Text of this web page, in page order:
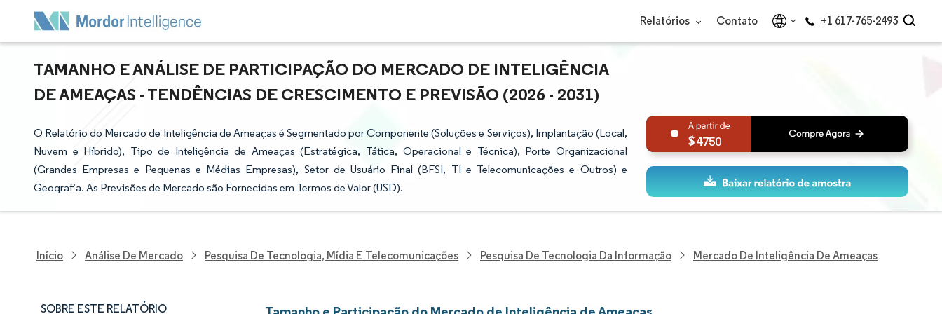
Relatórios Contato +1 617-765-2493
TAMANHO E ANÁLISE DE PARTICIPAÇÃO DO MERCADO DE INTELIGÊNCIA
DE AMEAÇAS - TENDÊNCIAS DE CRESCIMENTO E PREVISÃO (2026 - 2031)
O Relatório do Mercado de Inteligência de Ameaças é Segmentado por Componente (Soluções e Serviços), Implantação (Local,
Nuvem e Híbrido), Tipo de Inteligência de Ameaças (Estratégica, Tática, Operacional e Técnica), Porte Organizacional
(Grandes Empresas e Pequenas e Médias Empresas), Setor de Usuário Final (BFSI, TI e Telecomunicações e Outros) e
Geografia. As Previsões de Mercado são Fornecidas em Termos de Valor (USD).
4750
Início Análise De Mercado Pesquisa De Tecnologia, Mídia E Telecomunicações Pesquisa De Tecnologia Da Informação Mercado De Inteligência De Ameaças
SOBRE ESTE RELATÓRIO